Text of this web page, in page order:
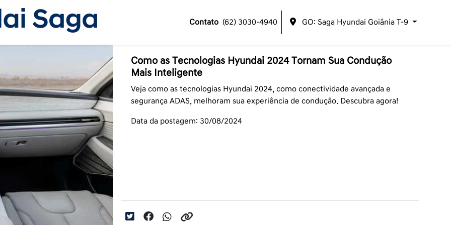
Contato (62) 3030-4940 GO: Saga Hyundai Goiânia T-9
Como as Tecnologias Hyundai 2024 Tornam Sua Condução
Mais Inteligente
Veja como as tecnologias Hyundai 2024, como conectividade avançada e
segurança ADAS, melhoram sua experiência de condução. Descubra agora!
Data da postagem: 30/08/2024